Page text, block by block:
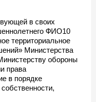
в своих
ФИО10
территориальное
Министерства
обороны
права
в порядке